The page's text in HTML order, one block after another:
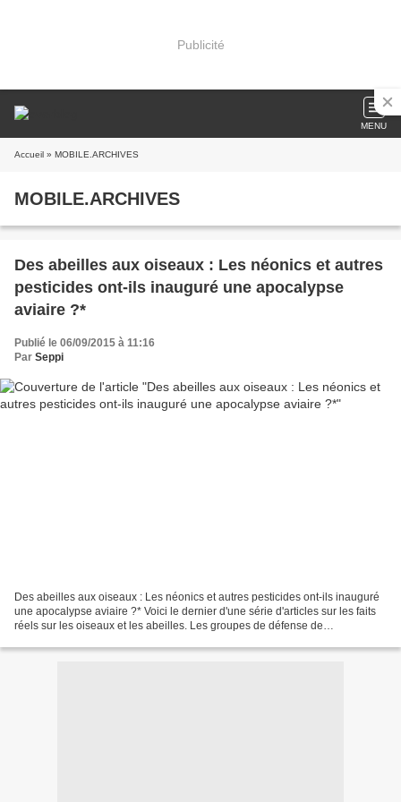
Publicité
MENU
Accueil » MOBILE.ARCHIVES
MOBILE.ARCHIVES
Des abeilles aux oiseaux : Les néonics et autres
pesticides ont-ils inauguré une apocalypse
aviaire ?*
Publié le 06/09/2015 à 11:16
Par Seppi
Des abeilles aux oiseaux : Les néonics et autres pesticides ont-ils inauguré
une apocalypse aviaire ?* Voici le dernier d'une série d'articles sur les faits
réels sur les oiseaux et les abeilles. Les groupes de défense de